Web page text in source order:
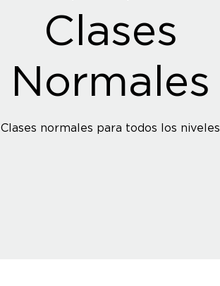
Clases
Normales
Clases normales para todos los niveles